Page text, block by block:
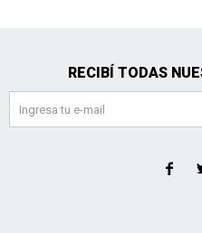
RECIBÍ TODAS
